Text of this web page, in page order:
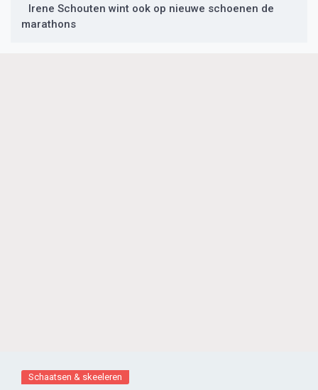
Irene Schouten wint ook op nieuwe schoenen de
marathons
Schaatsen & skeeleren